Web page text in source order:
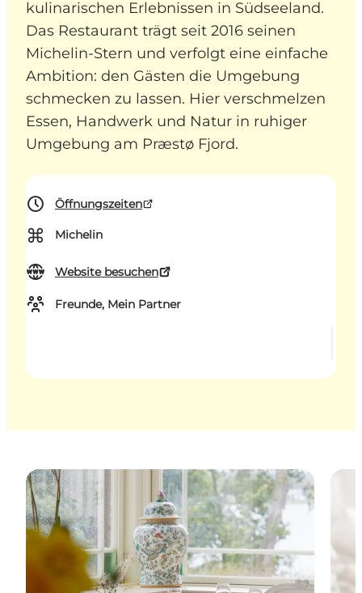
kulinarischen Erlebnissen in Südseeland.
Das Restaurant trägt seit 2016 seinen
Michelin-Stern und verfolgt eine einfache
Ambition: den Gästen die Umgebung
schmecken zu lassen. Hier verschmelzen
Essen, Handwerk und Natur in ruhiger
Umgebung am Præstø Fjord.
Öffnungszeiten
⌘ Michelin
Website besuchen
Freunde, Mein Partner